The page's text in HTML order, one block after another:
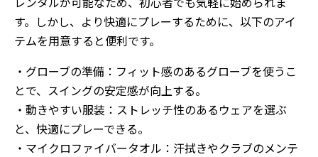
す。しかし、より快適にプレーするために、以下のアイ
テムを用意すると便利です。
・グローブの準備：フィット感のあるグローブを使うこ
とで、スイングの安定感が向上する。
・動きやすい服装：ストレッチ性のあるウェアを選ぶ
と、快適にプレーできる。
・マイクロファイバータオル：汗拭きやクラブのメンテ